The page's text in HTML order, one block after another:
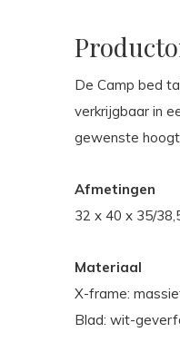
De Camp bed
verkrijgbaar in
gewenste
Afmetingen
32 x 40 x 35/
Materiaal
X-frame:
Blad: wit-